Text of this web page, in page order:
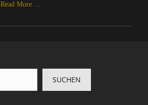
Read More …
SUCHEN